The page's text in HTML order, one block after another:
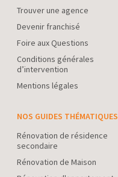
Trouver une agence
Devenir franchisé
Foire aux Questions
Conditions générales
d’intervention
Mentions légales
NOS GUIDES THÉMATIQUES
Rénovation de résidence
secondaire
Rénovation de Maison